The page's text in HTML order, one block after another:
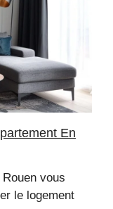
En
vous
le logement